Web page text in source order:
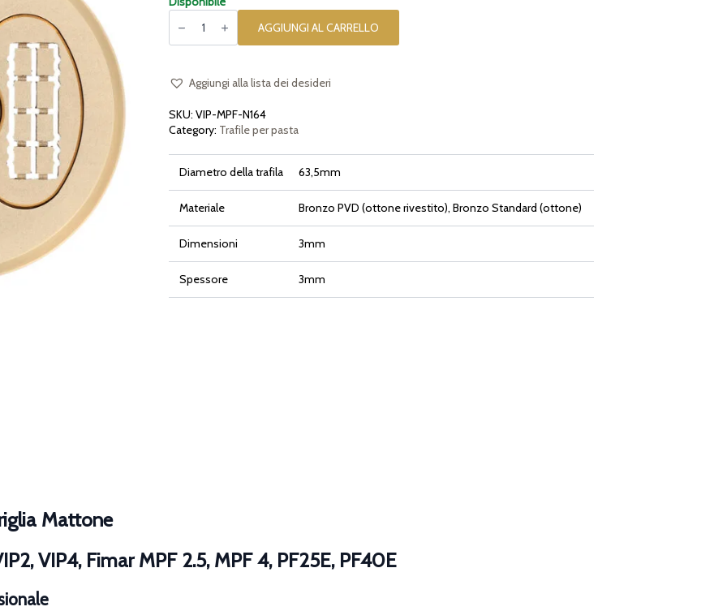
Trafila
assemblata
bronzo
compatibile
Fattorina
VIP2,
VIP4,
Fimar
2.5,
PF25E,
quantità
AGGIUNGI AL CARRELLO
Aggiungi alla lista dei desideri
SKU: VIP-MPF-N164
Category: Trafile per pasta
Diametro della trafila 63,5mm
Materiale Bronzo PVD (ottone rivestito), Bronzo Standard (ottone)
Dimensioni 3mm
Spessore 3mm
Mattone
VIP4, Fimar MPF 2.5, MPF 4, PF25E, PF40E